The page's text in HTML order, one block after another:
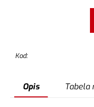
Kod:
Opis Tabela